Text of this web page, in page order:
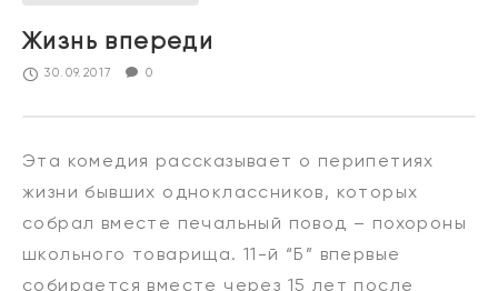
Жизнь впереди
30.09.2017 0
Эта комедия рассказывает о перипетиях
жизни бывших одноклассников, которых
собрал вместе печальный повод – похороны
школьного товарища. 11-й “Б” впервые
собирается вместе через 15 лет после